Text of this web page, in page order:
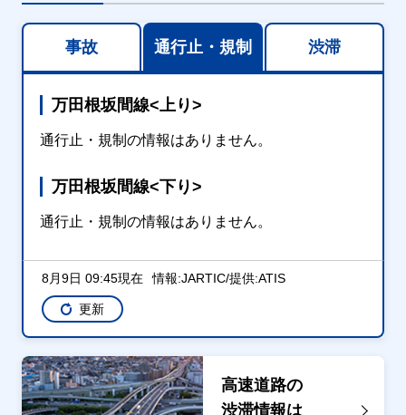
事故 通行止・規制 渋滞
万田根坂間線<上り>
通行止・規制の情報はありません。
万田根坂間線<下り>
通行止・規制の情報はありません。
8月9日 09:45現在 情報:JARTIC/提供:ATIS
更新
高速道路の
渋滞情報は